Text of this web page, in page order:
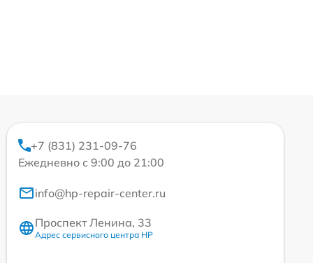
+7 (831) 231-09-76
Ежедневно с 9:00 до 21:00
info@hp-repair-center.ru
Проспект Ленина, 33
Адрес сервисного центра HP